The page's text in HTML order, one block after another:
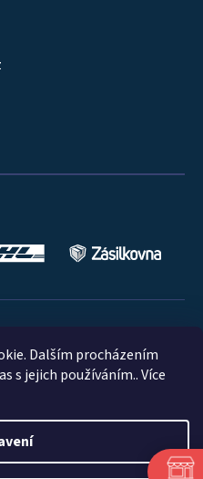
Dalším procházením
s jejich používáním.. Více